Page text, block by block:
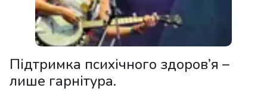
Підтримка психічного здоров’я –
лише гарнітура.